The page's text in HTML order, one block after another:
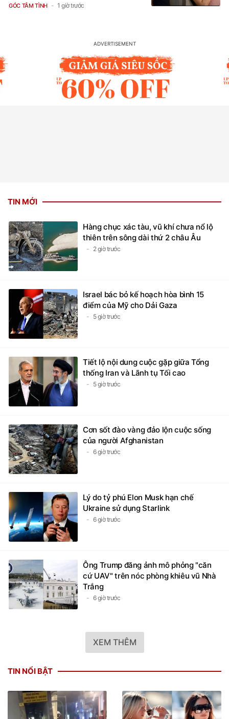
GÓC TÂM TÌNH 1 giờ trước
TIN MỚI
Hàng chục xác tàu, vũ khí chưa nổ lộ
thiên trên sông dài thứ 2 châu Âu
2 giờ trước
Israel bác bỏ kế hoạch hòa bình 15
điểm của Mỹ cho Dải Gaza
5 giờ trước
Tiết lộ nội dung cuộc gặp giữa Tổng
thống Iran và Lãnh tụ Tối cao
5 giờ trước
Cơn sốt đào vàng đảo lộn cuộc sống
của người Afghanistan
6 giờ trước
Lý do tỷ phú Elon Musk hạn chế
Ukraine sử dụng Starlink
6 giờ trước
Ông Trump đăng ảnh mô phỏng "căn
cứ UAV" trên nóc phòng khiêu vũ Nhà
Trắng
6 giờ trước
XEM THÊM
TIN NỔI BẬT